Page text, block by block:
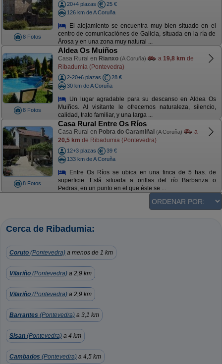
8 Fotos
20+4 plazas
25 €
126 km de A Coruña
El alojamiento se encuentra muy bien situado en el
centro de comunicaciónes de Galicia, situada en la ría de
Ärosa y en una zona muy natural ...
8 Fotos
Aldea Os Muiños
Casa Rural en Rianxo (A Coruña) a 19,8 km de
Ribadumia (Pontevedra)
2-20+6 plazas
28 €
30 km de A Coruña
Un lugar agradable para su descanso en Aldea Os
Muiños. Al visitante le ofrecemos naturaleza, silencio,
calidad, trato familiar, y una larga ...
8 Fotos
Casa Rural Entre Os Ríos
Casa Rural en Pobra do Caramiñal (A Coruña)
a
20,5 km de Ribadumia (Pontevedra)
12+3 plazas
39 €
133 km de A Coruña
Entre Os Ríos se ubica en una finca de 5 has. de
superficie. Está situada a orillas del río Barbanza o
Pedras, en un punto en el que éste se ...
Cerca de Ribadumia:
Coruto (Pontevedra) a menos de 1 km
Vilariño (Pontevedra) a 2,9 km
Vilariño (Pontevedra) a 2,9 km
Barrantes (Pontevedra) a 3,1 km
Sisan (Pontevedra) a 4 km
Cambados (Pontevedra) a 4,5 km